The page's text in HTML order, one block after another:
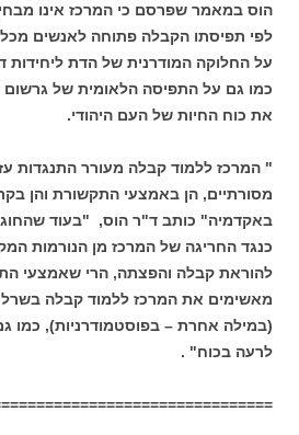
הוס במאמר שפרסם כי המרכז אינו מבחין
לפי תפיסתו הקבלה פתוחה לאנשים
על החלוקה המודרנית של הדת ליחידות
כמו גם על התפיסה הלאומית של
את כוח החיות של העם היהודי.
" המרכז ללמוד קבלה מעורר התנגדות
מסורתיים, הן באמצעי התקשורת והן
באקדמיה" כותב ד"ר הוס, "בעוד
כנגד החריגה של המרכז מן הנורמות
להוראת קבלה והפצתה, הרי שאמצעי
מאשימים את המרכז ללמוד קבלה
(במילה אחרת – בפוסטמודרניות), כמו
לרעה בכוח" .